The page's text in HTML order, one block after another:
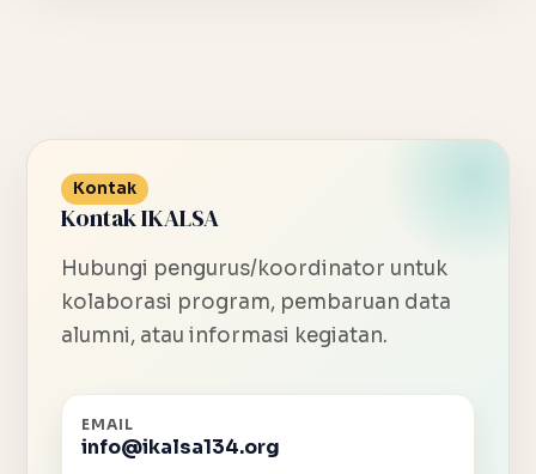
Kontak
Kontak IKALSA
Hubungi pengurus/koordinator untuk
kolaborasi program, pembaruan data
alumni, atau informasi kegiatan.
EMAIL
info@ikalsa134.org